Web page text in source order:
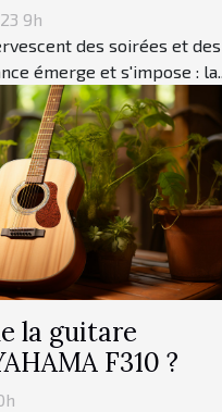
9h
des soirées et des
émerge et s'impose : la...
la guitare
F310 ?